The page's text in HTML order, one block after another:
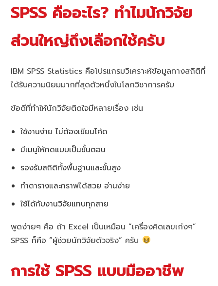
SPSS คืออะไร? ทำไมนักวิจัย
ส่วนใหญ่ถึงเลือกใช้ครับ
IBM SPSS Statistics คือโปรแกรมวิเคราะห์ข้อมูลทางสถิติที่
ได้รับความนิยมมากที่สุดตัวหนึ่งในโลกวิชาการครับ
ข้อดีที่ทำให้นักวิจัยติดใจมีหลายเรื่อง เช่น
ใช้งานง่าย ไม่ต้องเขียนโค้ด
มีเมนูให้กดแบบเป็นขั้นตอน
รองรับสถิติทั้งพื้นฐานและขั้นสูง
ทำตารางและกราฟได้สวย อ่านง่าย
ใช้ได้กับงานวิจัยแทบทุกสาย
พูดง่ายๆ คือ ถ้า Excel เป็นเหมือน “เครื่องคิดเลขเก่งๆ”
SPSS ก็คือ “ผู้ช่วยนักวิจัยตัวจริง” ครับ
การใช้ SPSS แบบมืออาชีพ